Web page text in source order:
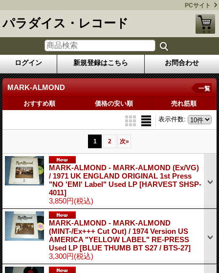
PCサイト
パラダイス・レコード
ログイン 新規登録はこちら お問合わせ
MARK-ALMOND 一覧
おすすめ順 価格の安い順 売れ筋順
表示件数:
1 2 次»
MARK-ALMOND - MARK-ALMOND (Ex/VG)
/ 1971 UK ENGLAND ORIGINAL 1st Press
"NO 'EMI' Label" Used LP [HARVEST SHSP-
4011]
3,850円(税込)
MARK-ALMOND - MARK-ALMOND
(MINT-/Ex+++ Cut Out) / 1974 Version US
AMERICA "YELLOW LABEL" RE-PRESS
Used LP [BLUE THUMB BT S27 / BTS-27]
3,300円(税込)